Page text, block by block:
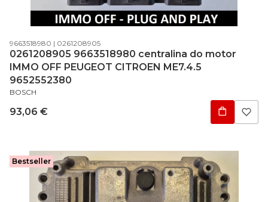
Código do produto
9663518980 Código do fabricante
0261208905
0261208905 9663518980 centralina do motor
IMMO OFF PEUGEOT CITROEN ME7.4.5
9652552380
FABRICANTE
BOSCH
Preço
93,06 €
Bestseller